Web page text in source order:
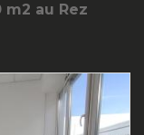
au Rez